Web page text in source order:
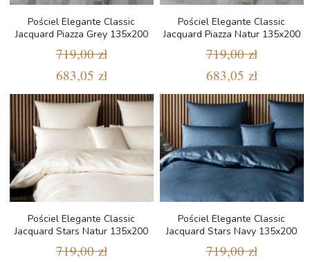
Pościel Elegante Classic
Jacquard Piazza Grey 135x200
719,00 zł
683,05 zł
Pościel Elegante Classic
Jacquard Piazza Natur 135x200
719,00 zł
683,05 zł
Pościel Elegante Classic
Jacquard Stars Natur 135x200
719,00 zł
Pościel Elegante Classic
Jacquard Stars Navy 135x200
719,00 zł